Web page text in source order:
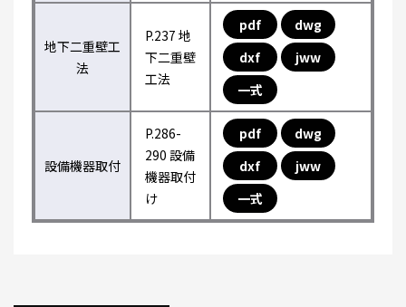
地下二重壁工
法
P.237 地
下二重壁
工法
pdf
dwg
dxf
jww
一式
設備機器取付
P.286-
290 設備
機器取付
け
pdf
dwg
dxf
jww
一式